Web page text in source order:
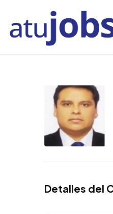
Detalles del